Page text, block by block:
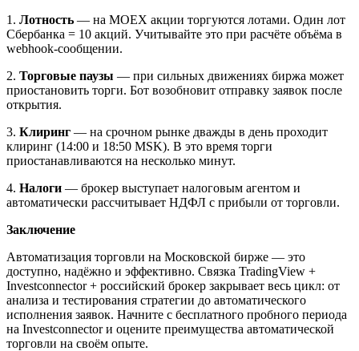
1. Лотность — на MOEX акции торгуются лотами. Один лот
Сбербанка = 10 акций. Учитывайте это при расчёте объёма в
webhook-сообщении.
2. Торговые паузы — при сильных движениях биржа может
приостановить торги. Бот возобновит отправку заявок после
открытия.
3. Клиринг — на срочном рынке дважды в день проходит
клиринг (14:00 и 18:50 MSK). В это время торги
приостанавливаются на несколько минут.
4. Налоги — брокер выступает налоговым агентом и
автоматически рассчитывает НДФЛ с прибыли от торговли.
Заключение
Автоматизация торговли на Московской бирже — это
доступно, надёжно и эффективно. Связка TradingView +
Investconnector + российский брокер закрывает весь цикл: от
анализа и тестирования стратегии до автоматического
исполнения заявок. Начните с бесплатного пробного периода
на Investconnector и оцените преимущества автоматической
торговли на своём опыте.